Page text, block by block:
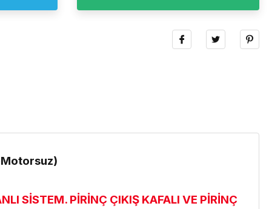
SİSTEM. PİRİNÇ ÇIKIŞ KAFALI VE PİRİNÇ